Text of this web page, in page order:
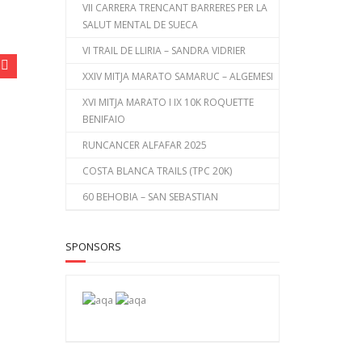
VII CARRERA TRENCANT BARRERES PER LA
SALUT MENTAL DE SUECA
VI TRAIL DE LLIRIA – SANDRA VIDRIER
XXIV MITJA MARATO SAMARUC – ALGEMESI
XVI MITJA MARATO I IX 10K ROQUETTE
BENIFAIO
RUNCANCER ALFAFAR 2025
COSTA BLANCA TRAILS (TPC 20K)
60 BEHOBIA – SAN SEBASTIAN
SPONSORS